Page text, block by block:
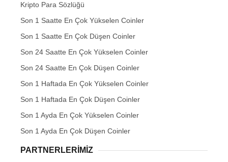
Kripto Para Sözlüğü
Son 1 Saatte En Çok Yükselen Coinler
Son 1 Saatte En Çok Düşen Coinler
Son 24 Saatte En Çok Yükselen Coinler
Son 24 Saatte En Çok Düşen Coinler
Son 1 Haftada En Çok Yükselen Coinler
Son 1 Haftada En Çok Düşen Coinler
Son 1 Ayda En Çok Yükselen Coinler
Son 1 Ayda En Çok Düşen Coinler
PARTNERLERIMIZ